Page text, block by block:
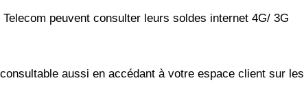
peuvent consulter leurs soldes internet 4G/ 3G
aussi en accédant à votre espace client sur les